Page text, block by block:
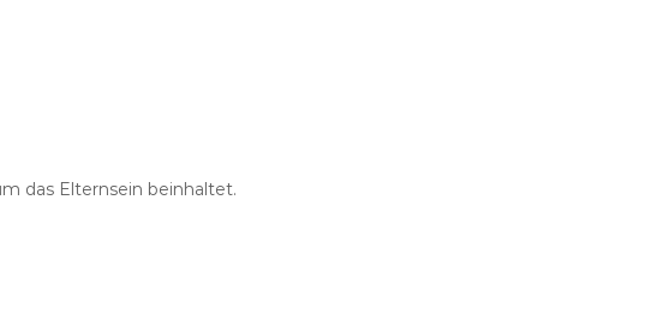
das Elternsein beinhaltet.